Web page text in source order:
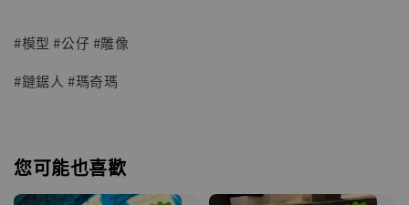
#模型 #公仔 #雕像
#鏈鋸人 #瑪奇瑪
您可能也喜歡